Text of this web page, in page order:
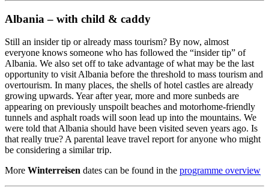
Albania – with child & caddy
Still an insider tip or already mass tourism? By now, almost
everyone knows someone who has followed the “insider tip” of
Albania. We also set off to take advantage of what may be the last
opportunity to visit Albania before the threshold to mass tourism and
overtourism. In many places, the shells of hotel castles are already
growing upwards. Year after year, more and more sunbeds are
appearing on previously unspoilt beaches and motorhome-friendly
tunnels and asphalt roads will soon lead up into the mountains. We
were told that Albania should have been visited seven years ago. Is
that really true? A parental leave travel report for anyone who might
be considering a similar trip.
More Winterreisen dates can be found in the programme overview